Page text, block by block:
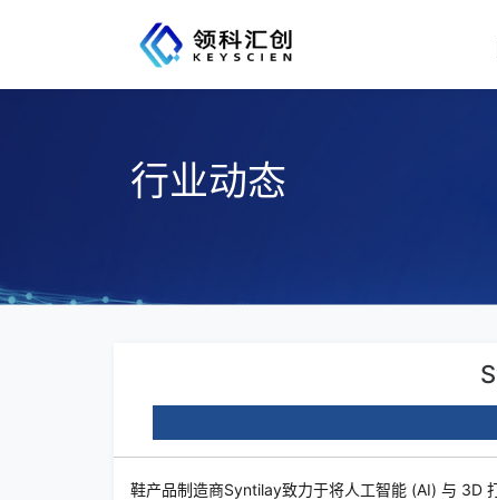
行业动态
鞋产品制造商Syntilay致力于将人工智能 (AI) 与 3D